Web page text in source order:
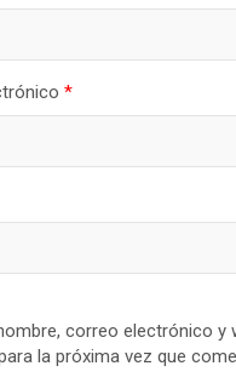
*
correo electrónico y
la próxima vez que